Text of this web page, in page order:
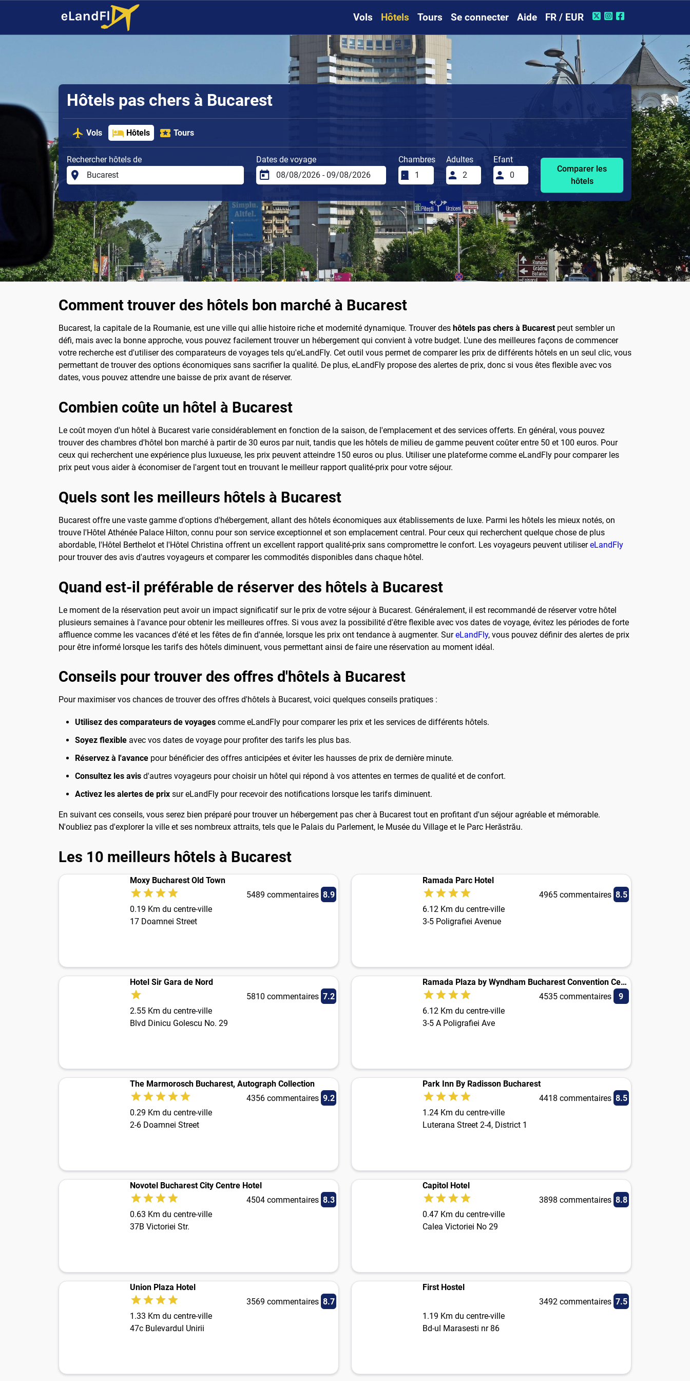
Vols Hôtels Tours Se connecter Aide FR / EUR
Hôtels pas chers à Bucarest
Vols Hôtels Tours
Rechercher hôtels de Dates de voyage Chambres Adultes
Efant
Comparer les
hôtels
Comment trouver des hôtels bon marché à Bucarest
Bucarest, la capitale de la Roumanie, est une ville qui allie histoire riche et modernité dynamique. Trouver des hôtels pas chers à Bucarestpeut sembler un
défi, mais avec la bonne approche, vous pouvez facilement trouver un hébergement qui convient à votre budget. L'une des meilleures façons de commencer
votre recherche est d'utiliser des comparateurs de voyages tels qu'eLandFly. Cet outil vous permet de comparer les prix de différents hôtels en un seul clic, vous
permettant de trouver des options économiques sans sacrifier la qualité. De plus, eLandFly propose des alertes de prix, donc si vous êtes flexible avec vos
dates, vous pouvez attendre une baisse de prix avant de réserver.
Combien coûte un hôtel à Bucarest
Le coût moyen d'un hôtel à Bucarest varie considérablement en fonction de la saison, de l'emplacement et des services offerts. En général, vous pouvez
trouver des chambres d'hôtel bon marché à partir de 30 euros par nuit, tandis que les hôtels de milieu de gamme peuvent coûter entre 50 et 100 euros. Pour
ceux qui recherchent une expérience plus luxueuse, les prix peuvent atteindre 150 euros ou plus. Utiliser une plateforme comme eLandFly pour comparer les
prix peut vous aider à économiser de l'argent tout en trouvant le meilleur rapport qualité-prix pour votre séjour.
Quels sont les meilleurs hôtels à Bucarest
Bucarest offre une vaste gamme d'options d'hébergement, allant des hôtels économiques aux établissements de luxe. Parmi les hôtels les mieux notés, on
trouve l'Hôtel Athénée Palace Hilton, connu pour son service exceptionnel et son emplacement central. Pour ceux qui recherchent quelque chose de plus
abordable, l'Hôtel Berthelot et l'Hôtel Christina offrent un excellent rapport qualité-prix sans compromettre le confort. Les voyageurs peuvent utilisereLandFly
pour trouver des avis d'autres voyageurs et comparer les commodités disponibles dans chaque hôtel.
Quand est-il préférable de réserver des hôtels à Bucarest
Le moment de la réservation peut avoir un impact significatif sur le prix de votre séjour à Bucarest. Généralement, il est recommandé de réserver votre hôtel
plusieurs semaines à l'avance pour obtenir les meilleures offres. Si vous avez la possibilité d'être flexible avec vos dates de voyage, évitez les périodes de forte
affluence comme les vacances d'été et les fêtes de fin d'année, lorsque les prix ont tendance à augmenter. SureLandFly, vous pouvez définir des alertes de prix
pour être informé lorsque les tarifs des hôtels diminuent, vous permettant ainsi de faire une réservation au moment idéal.
Conseils pour trouver des offres d'hôtels à Bucarest
Pour maximiser vos chances de trouver des offres d'hôtels à Bucarest, voici quelques conseils pratiques :
Utilisez des comparateurs de voyages comme eLandFly pour comparer les prix et les services de différents hôtels.
Soyez flexible avec vos dates de voyage pour profiter des tarifs les plus bas.
Réservez à l'avance pour bénéficier des offres anticipées et éviter les hausses de prix de dernière minute.
Consultez les avis d'autres voyageurs pour choisir un hôtel qui répond à vos attentes en termes de qualité et de confort.
Activez les alertes de prix sur eLandFly pour recevoir des notifications lorsque les tarifs diminuent.
En suivant ces conseils, vous serez bien préparé pour trouver un hébergement pas cher à Bucarest tout en profitant d'un séjour agréable et mémorable.
N'oubliez pas d'explorer la ville et ses nombreux attraits, tels que le Palais du Parlement, le Musée du Village et le Parc Herăstrău.
Les 10 meilleurs hôtels à Bucarest
Moxy Bucharest Old Town
5489 commentaires 8.9
0.19 Km du centre-ville
17 Doamnei Street
Ramada Parc Hotel
4965 commentaires 8.5
6.12 Km du centre-ville
3-5 Poligrafiei Avenue
Hotel Sir Gara de Nord
5810 commentaires 7.2
2.55 Km du centre-ville
Blvd Dinicu Golescu No. 29
Ramada Plaza by Wyndham Bucharest Convention Center
4535 commentaires
9
6.12 Km du centre-ville
3-5 A Poligrafiei Ave
The Marmorosch Bucharest, Autograph Collection
4356 commentaires 9.2
0.29 Km du centre-ville
2-6 Doamnei Street
Park Inn By Radisson Bucharest
4418 commentaires 8.5
1.24 Km du centre-ville
Luterana Street 2-4, District 1
Novotel Bucharest City Centre Hotel
4504 commentaires 8.3
0.63 Km du centre-ville
37B Victoriei Str.
Capitol Hotel
3898 commentaires 8.8
0.47 Km du centre-ville
Calea Victoriei No 29
Union Plaza Hotel
3569 commentaires 8.7
1.33 Km du centre-ville
47c Bulevardul Unirii
First Hostel
3492 commentaires 7.5
1.19 Km du centre-ville
Bd-ul Marasesti nr 86